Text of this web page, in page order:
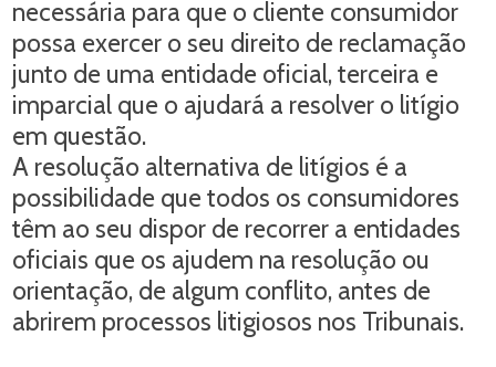
necessária para que o cliente consumidor
possa exercer o seu direito de reclamação
junto de uma entidade oficial, terceira e
imparcial que o ajudará a resolver o litígio
em questão.
A resolução alternativa de litígios é a
possibilidade que todos os consumidores
têm ao seu dispor de recorrer a entidades
oficiais que os ajudem na resolução ou
orientação, de algum conflito, antes de
abrirem processos litigiosos nos Tribunais.